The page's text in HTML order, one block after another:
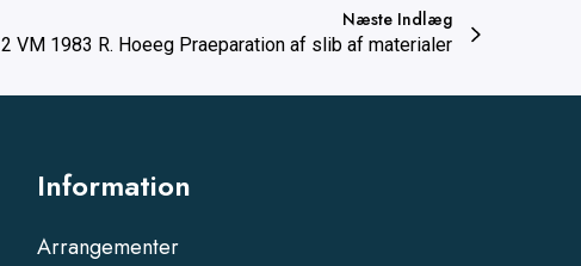
Næste Indlæg
2 VM 1983 R. Hoeeg Praeparation af slib af materialer
Information
Arrangementer